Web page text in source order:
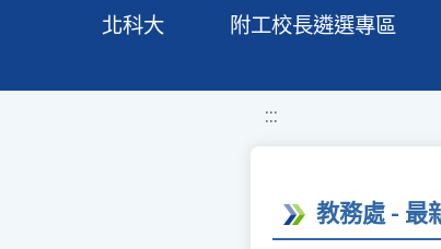
北科大 附工校長遴選專區
:::
教務處 - 最